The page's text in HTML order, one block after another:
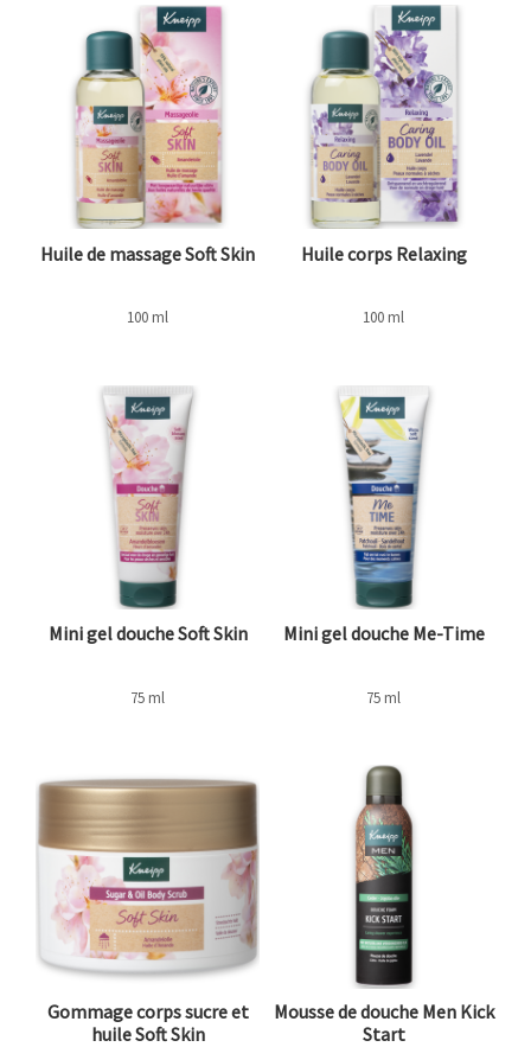
Huile de massage Soft Skin
100 ml
Huile corps Relaxing
100 ml
Mini gel douche Soft Skin
75 ml
Mini gel douche Me-Time
75 ml
Gommage corps sucre et
huile Soft Skin
Mousse de douche Men Kick
Start